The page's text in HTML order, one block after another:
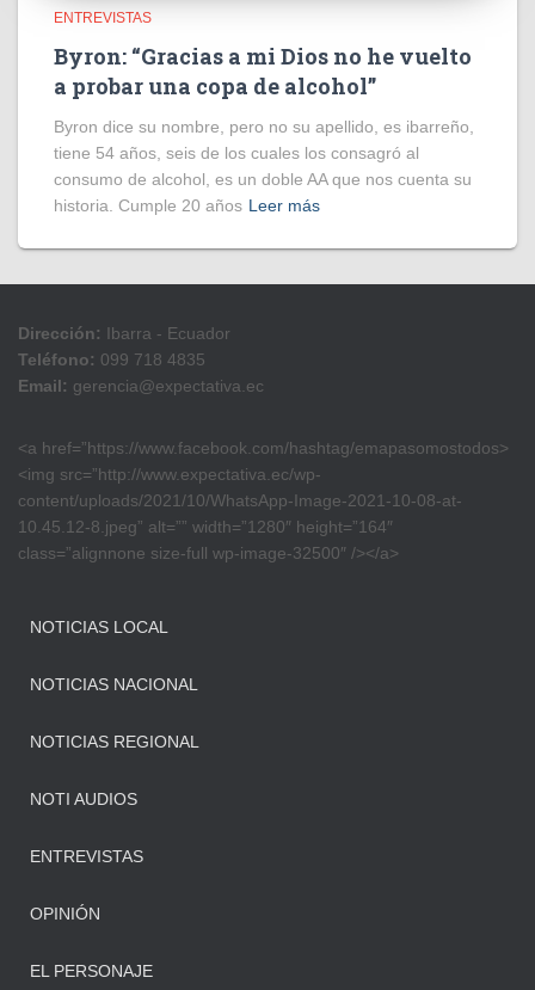
ENTREVISTAS
Byron: “Gracias a mi Dios no he vuelto
a probar una copa de alcohol”
Byron dice su nombre, pero no su apellido, es ibarreño,
tiene 54 años, seis de los cuales los consagró al
consumo de alcohol, es un doble AA que nos cuenta su
historia. Cumple 20 años Leer más
Dirección: Ibarra - Ecuador
Teléfono: 099 718 4835
Email: gerencia@expectativa.ec
<a href=”https://www.facebook.com/hashtag/emapasomostodos>
<img src=”http://www.expectativa.ec/wp-
content/uploads/2021/10/WhatsApp-Image-2021-10-08-at-
10.45.12-8.jpeg” alt=”” width=”1280″ height=”164″
class=”alignnone size-full wp-image-32500″ /></a>
NOTICIAS LOCAL
NOTICIAS NACIONAL
NOTICIAS REGIONAL
NOTI AUDIOS
ENTREVISTAS
OPINIÓN
EL PERSONAJE